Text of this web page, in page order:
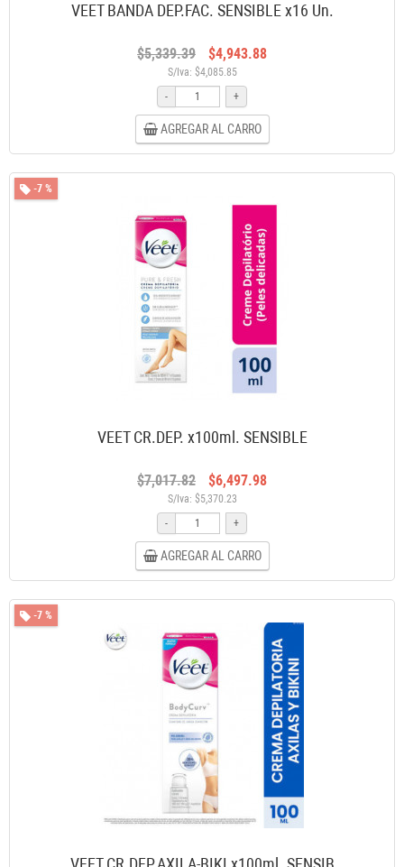
VEET BANDA DEP.FAC. SENSIBLE x16 Un.
$5,339.39 $4,943.88
S/Iva: $4,085.85
-
+
AGREGAR AL CARRO
-7 %
VEET CR.DEP. x100ml. SENSIBLE
$7,017.82 $6,497.98
S/Iva: $5,370.23
-
+
AGREGAR AL CARRO
-7 %